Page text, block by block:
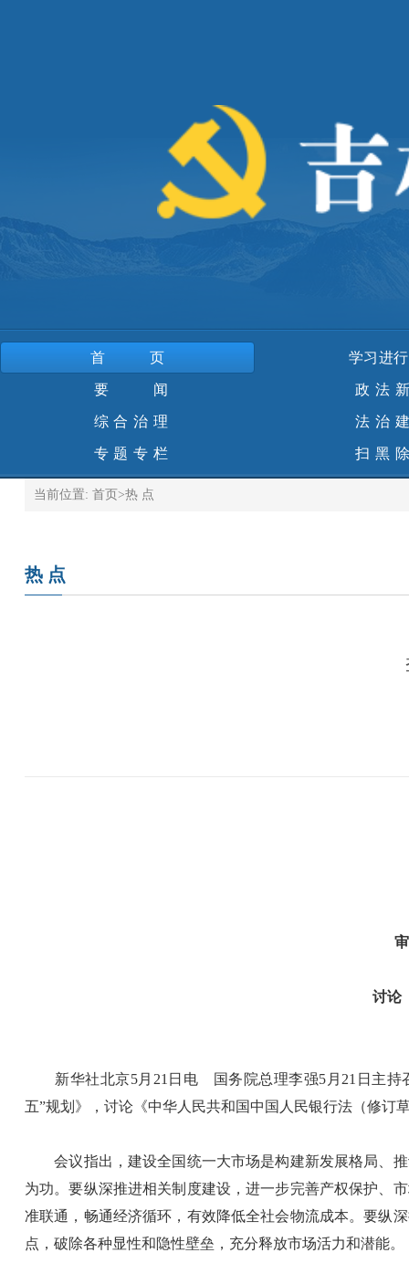
首页 学习进
要 闻 政法
综合治理 法治
专题专栏 扫黑
当前位置: 首页 >热 点
热 点
讨论
新华社北京5月21日电 国务院总理李强5月21日主持召
五”规划》，讨论《中华人民共和国中国人民银行法（修订
会议指出，建设全国统一大市场是构建新发展格局、推
为功。要纵深推进相关制度建设，进一步完善产权保护、
准联通，畅通经济循环，有效降低全社会物流成本。要纵
点，破除各种显性和隐性壁垒，充分释放市场活力和潜能。